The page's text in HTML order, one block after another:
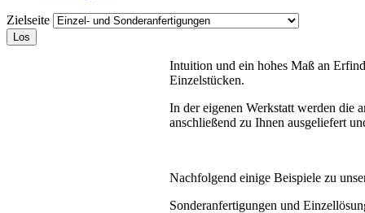
Zielseite
Los
Intuition und ein hohes Maß an
Einzelstücken.
In der eigenen Werkstatt werden die
anschließend zu Ihnen ausgeliefert
Nachfolgend einige Beispiele zu
Sonderanfertigungen und